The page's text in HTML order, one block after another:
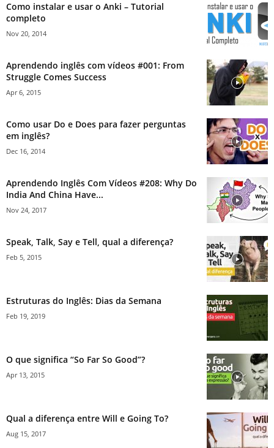
Como instalar e usar o Anki – Tutorial
completo
Nov 20, 2014
Aprendendo inglês com vídeos #001: From
Struggle Comes Success
Apr 6, 2015
Como usar Do e Does para fazer perguntas
em inglês?
Dec 16, 2014
Aprendendo Inglês Com Vídeos #208: Why Do
India And China Have...
Nov 24, 2017
Speak, Talk, Say e Tell, qual a diferença?
Feb 5, 2015
Estruturas do Inglês: Dias da Semana
Feb 19, 2019
O que significa “So Far So Good”?
Apr 13, 2015
Qual a diferença entre Will e Going To?
Aug 15, 2017